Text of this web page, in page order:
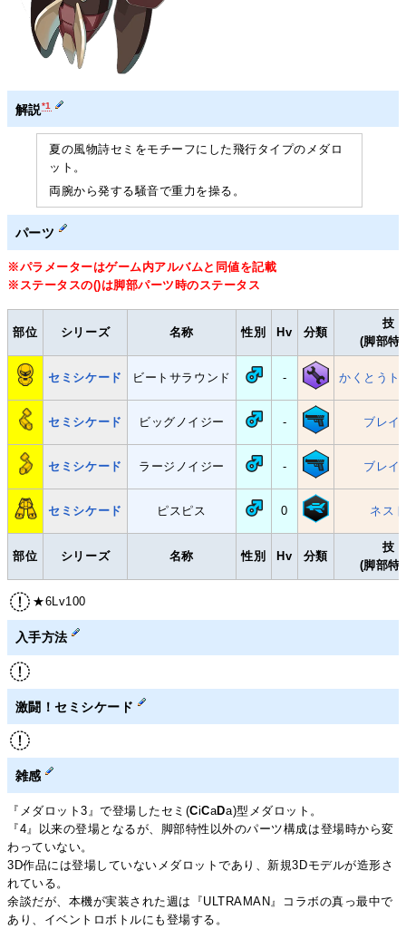
解説*1
夏の風物詩セミをモチーフにした飛行タイプのメダロ
ット。
両腕から発する騒音で重力を操る。
パーツ
※パラメーターはゲーム内アルバムと同値を記載
※ステータスの()は脚部パーツ時のステータス
部位 シリーズ 名称 性別 Hv 分類
技
(脚部特
部位 シリーズ 名称 性別 Hv 分類
技
(脚部特
セミシケード ビートサラウンド - かくとうト
セミシケード ビッグノイジー - ブレイ
セミシケード ラージノイジー - ブレイ
セミシケード ピスピス 0 ネスト
★6Lv100
入手方法
激闘！セミシケード
雑感
『メダロット3』で登場したセミ(CiCaDa)型メダロット。
『4』以来の登場となるが、脚部特性以外のパーツ構成は登場時から変
わっていない。
3D作品には登場していないメダロットであり、新規3Dモデルが造形さ
れている。
余談だが、本機が実装された週は『ULTRAMAN』コラボの真っ最中で
あり、イベントロボトルにも登場する。